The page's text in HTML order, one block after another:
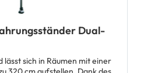
Dual-
lässt sich in Räumen mit einer